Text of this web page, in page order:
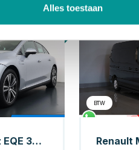
Alles toestaan
Elektrisch
Mercedes-Benz EQE 300 Business Edition 89 kWh Accu
BTW